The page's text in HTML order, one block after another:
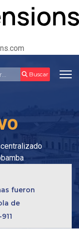
Buscar
fueron
de